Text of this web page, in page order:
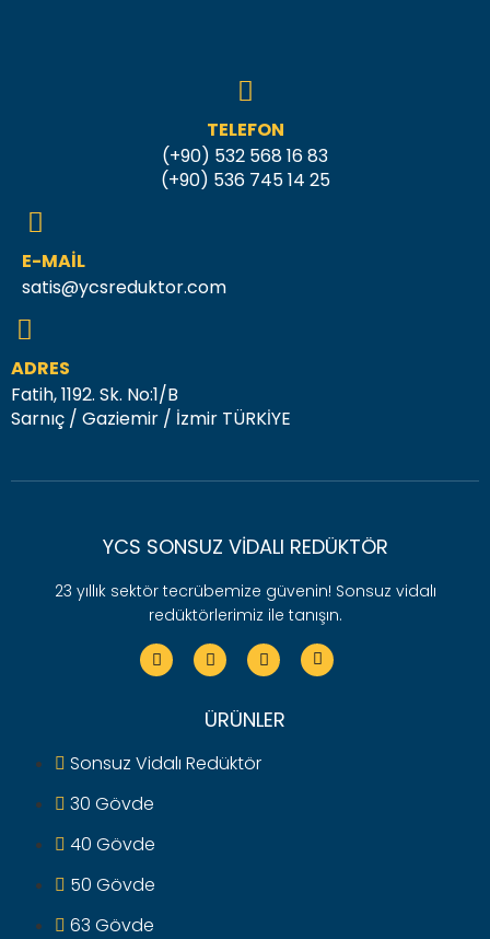
TELEFON
(+90) 532 568 16 83
(+90) 536 745 14 25
E-MAIL
satis@ycsreduktor.com
ADRES
Fatih, 1192. Sk. No:1/B
Sarnıç / Gaziemir / İzmir TÜRKİYE
YCS SONSUZ VIDALI REDÜKTÖR
23 yıllık sektör tecrübemize güvenin! Sonsuz vidalı
redüktörlerimiz ile tanışın.
ÜRÜNLER
Sonsuz Vidalı Redüktör
30 Gövde
40 Gövde
50 Gövde
63 Gövde